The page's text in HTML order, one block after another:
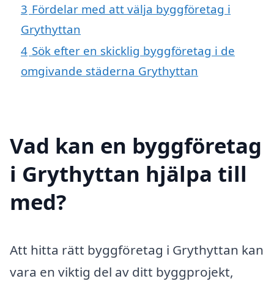
3 Fördelar med att välja byggföretag i
Grythyttan
4 Sök efter en skicklig byggföretag i de
omgivande städerna Grythyttan
Vad kan en byggföretag
i Grythyttan hjälpa till
med?
Att hitta rätt byggföretag i Grythyttan kan
vara en viktig del av ditt byggprojekt,